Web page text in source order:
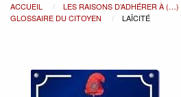
ACCUEIL
LES RAISONS D’ADHÉRER À (…)
GLOSSAIRE DU CITOYEN
LAÏCITÉ